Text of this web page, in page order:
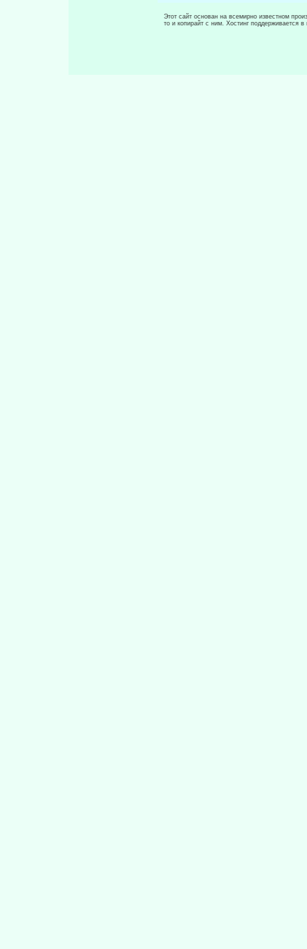
Этот сайт основан на всемирно известном
то и копирайт с ним. Хостинг поддерживается